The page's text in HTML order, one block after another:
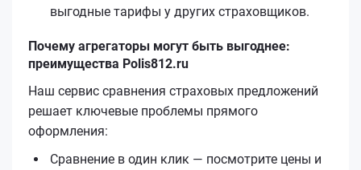
выгодные тарифы у других страховщиков.
Почему агрегаторы могут быть выгоднее:
преимущества Polis812.ru
Наш сервис сравнения страховых предложений
решает ключевые проблемы прямого
оформления:
Сравнение в один клик — посмотрите цены и